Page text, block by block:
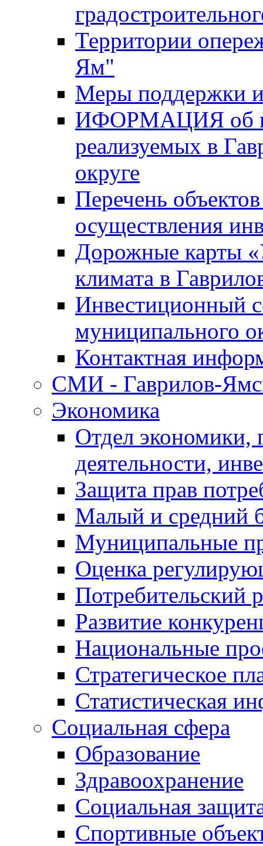
Территории
Ям"
Меры поддержки
ИФОРМАЦИЯ об
реализуемых в
округе
Перечень
осуществления
Дорожные карты
климата в
Инвестиционный
муниципального
Контактная
СМИ - Гаврилов-
Экономика
Отдел экономики,
деятельности,
Защита прав
Малый и средний
Муниципальные
Оценка
Потребительский
Развитие
Национальные
Стратегическое
Статистическая
Социальная сфера
Образование
Здравоохранение
Социальная
Спортивные